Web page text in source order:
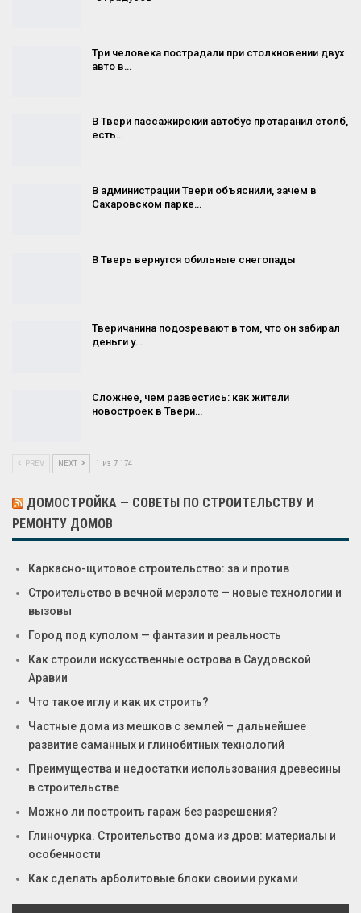
Три человека пострадали при столкновении двух
авто в…
В Твери пассажирский автобус протаранил столб,
есть…
В администрации Твери объяснили, зачем в
Сахаровском парке…
В Тверь вернутся обильные снегопады
Тверичанина подозревают в том, что он забирал
деньги у…
Сложнее, чем развестись: как жители
новостроек в Твери…
PREV NEXT 1 из 7 174
ДОМОСТРОЙКА — СОВЕТЫ ПО СТРОИТЕЛЬСТВУ И
РЕМОНТУ ДОМОВ
Каркасно-щитовое строительство: за и против
Строительство в вечной мерзлоте — новые технологии и
вызовы
Город под куполом — фантазии и реальность
Как строили искусственные острова в Саудовской
Аравии
Что такое иглу и как их строить?
Частные дома из мешков с землей – дальнейшее
развитие саманных и глинобитных технологий
Преимущества и недостатки использования древесины
в строительстве
Можно ли построить гараж без разрешения?
Глиночурка. Строительство дома из дров: материалы и
особенности
Как сделать арболитовые блоки своими руками